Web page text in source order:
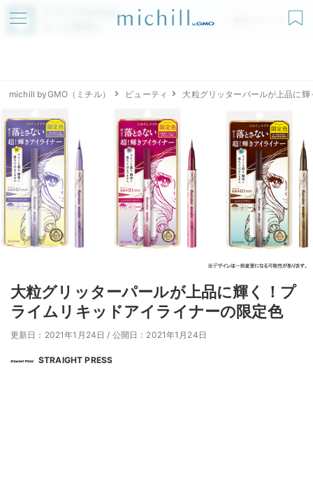
アプリでmichillが
無料ダウンロード
michill byGMO（ミチル） ビューティ 大粒グリッターパールが上品に
大粒グリッターパールが上品に輝く！プ
ライムリキッドアイライナーの限定色
更新日：2021年1月24日 / 公開日：2021年1月24日
STRAIGHT PRESS